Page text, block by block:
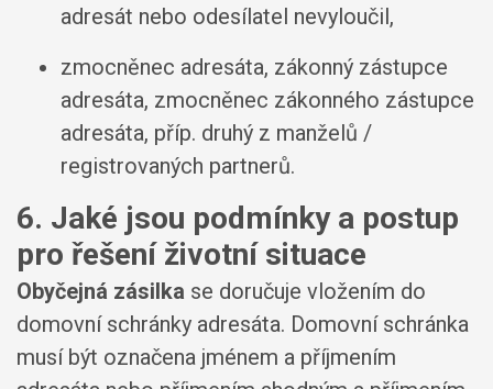
adresát nebo odesílatel nevyloučil,
zmocněnec adresáta, zákonný zástupce
adresáta, zmocněnec zákonného zástupce
adresáta, příp. druhý z manželů /
registrovaných partnerů.
6. Jaké jsou podmínky a postup
pro řešení životní situace
Obyčejná zásilka se doručuje vložením do
domovní schránky adresáta. Domovní schránka
musí být označena jménem a příjmením